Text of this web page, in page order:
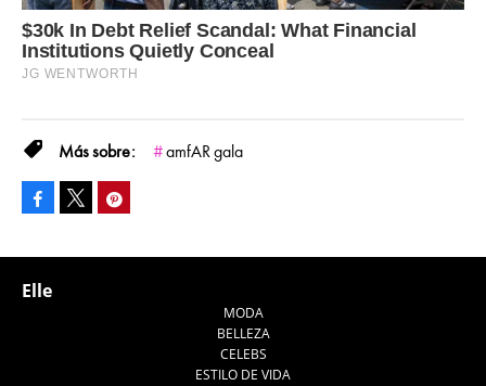
amfAR gala
Facebook
Elle
MODA
BELLEZA
CELEBS
ESTILO DE VIDA